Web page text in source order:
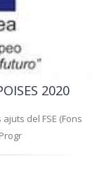
2020
ajuts del FSE (Fons